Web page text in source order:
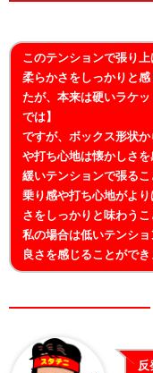
このテンションで張り
柔らかさをしっかりと
たが、本来は硬いラケ
では】
ですが、ボックス形状
や打ち心地は懐かしさを
緩いテンションで張る
乗り感や打ち心地がよ
さをしっかりと味わうこ
私の場合は低いテンシ
良さを感じることができ
反